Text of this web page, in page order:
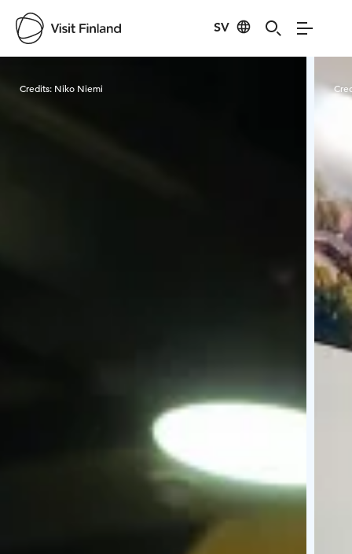
SV
Credits: Niko Niemi